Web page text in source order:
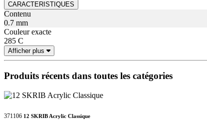
CARACTERISTIQUES
Contenu
0.7 mm
Couleur exacte
285 C
Afficher plus
Produits récents dans toutes les catégories
371106 12 SKRIB Acrylic Classique